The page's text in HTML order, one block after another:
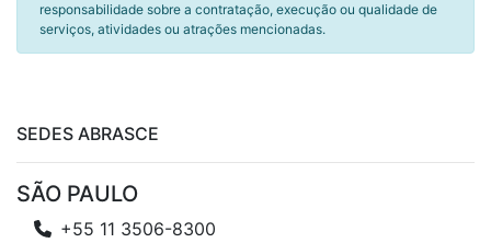
responsabilidade sobre a contratação, execução ou qualidade de
serviços, atividades ou atrações mencionadas.
SEDES ABRASCE
SÃO PAULO
+55 11 3506-8300